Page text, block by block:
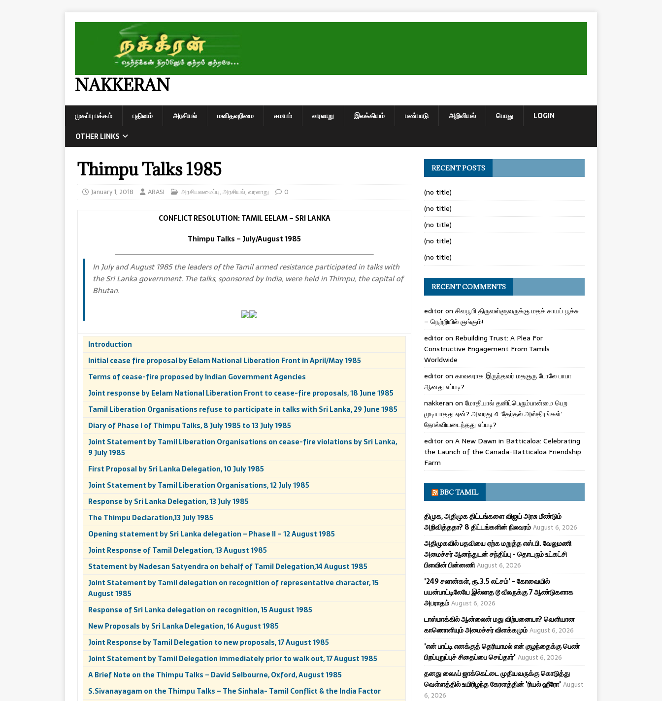
NAKKERAN
முகப்பு பக்கம் புதினம் அரசியல் மனிதவுரிமை சமயம் வரலாறு இலக்கியம் பண்பாடு அறிவியல் பொது
LOGIN
OTHER LINKS
Thimpu Talks 1985
January 1, 2018 ARASI அரசியலமைப்பு,அரசியல்,வரலாறு 0
CONFLICT RESOLUTION: TAMIL EELAM – SRI LANKA
Thimpu Talks – July/August 1985
In July and August 1985 the leaders of the Tamil armed resistance participated in talks with
the Sri Lanka government. The talks, sponsored by India, were held in Thimpu, the capital of
Bhutan.
Introduction
Initial cease fire proposal by Eelam National Liberation Front in April/May 1985
Terms of cease-fire proposed by Indian Government Agencies
Joint response by Eelam National Liberation Front to cease-fire proposals, 18 June 1985
Tamil Liberation Organisations refuse to participate in talks with Sri Lanka, 29 June 1985
Diary of Phase I of Thimpu Talks, 8 July 1985 to 13 July 1985
Joint Statement by Tamil Liberation Organisations on cease-fire violations by Sri Lanka,
9 July 1985
First Proposal by Sri Lanka Delegation, 10 July 1985
Joint Statement by Tamil Liberation Organisations, 12 July 1985
Response by Sri Lanka Delegation, 13 July 1985
The Thimpu Declaration,13 July 1985
Opening statement by Sri Lanka delegation – Phase II – 12 August 1985
Joint Response of Tamil Delegation, 13 August 1985
Statement by Nadesan Satyendra on behalf of Tamil Delegation,14 August 1985
Joint Statement by Tamil delegation on recognition of representative character, 15
August 1985
Response of Sri Lanka delegation on recognition, 15 August 1985
New Proposals by Sri Lanka Delegation, 16 August 1985
Joint Response by Tamil Delegation to new proposals, 17 August 1985
Joint Statement by Tamil Delegation immediately prior to walk out, 17 August 1985
A Brief Note on the Thimpu Talks – David Selbourne, Oxford, August 1985
S.Sivanayagam on the Thimpu Talks – The Sinhala- Tamil Conflict & the India Factor
RECENT POSTS
(no title)
(no title)
(no title)
(no title)
(no title)
RECENT COMMENTS
editoron சிவபூமி திருவள்ளுவருக்கு மதச் சாயப் பூச்சு
– நெற்றியில் குங்கும்!
editoron Rebuilding Trust: A Plea For
Constructive Engagement From Tamils
Worldwide
editoron காவலராக இருந்தவர் மதகுரு போலே பாபா
ஆனது எப்படி?
nakkeran on மோதியால் தனிப்பெரும்பான்மை பெற
முடியாதது ஏன்? அவரது 4 ‘தேர்தல் அஸ்திரங்கள்’
தோல்வியடைந்தது எப்படி?
editoron A New Dawn in Batticaloa: Celebrating
the Launch of the Canada-Batticaloa Friendship
Farm
BBC TAMIL
திமுக, அதிமுக திட்டங்களை விஜய் அரசு மீண்டும்
அறிவித்ததா? 8 திட்டங்களின் நிலவரம் August 6, 2026
அதிமுகவில் பதவியை ஏற்க மறுத்த எஸ்.பி. வேலுமணி
அமைச்சர் ஆனந்துடன் சந்திப்பு - தொடரும் உட்கட்சி
பிளவின் பின்னணி August 6, 2026
'249 சலான்கள், ரூ.3.5 லட்சம்' - கோவையில்
பயன்பாட்டிலேயே இல்லாத டூ வீலருக்கு 7 ஆண்டுகளாக
அபராதம் August 6, 2026
டாஸ்மாக்கில் ஆன்லைன் மது விற்பனையா? வெளியான
காணொளியும் அமைச்சர் விளக்கமும் August 6, 2026
'என் பாட்டி எனக்குத் தெரியாமல் என் குழந்தைக்கு பெண்
பிறப்புறுப்புச் சிதைப்பை செய்தார்' August 6, 2026
தனது லைஃப் ஜாக்கெட்டை முதியவருக்கு கொடுத்து
வெள்ளத்தில் உயிரிழந்த கேரளத்தின் 'ரியல் ஹீரோ' August
6, 2026